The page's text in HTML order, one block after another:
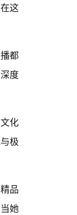
这
都
度
化
极
品
她